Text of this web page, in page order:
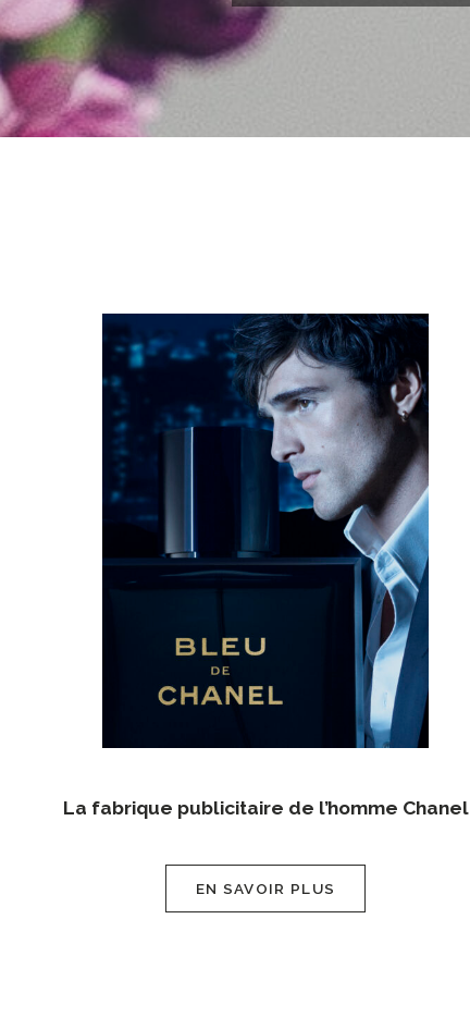
La fabrique publicitaire de l’homme Chanel
EN SAVOIR PLUS